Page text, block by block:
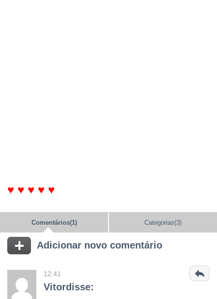
♥ ♥ ♥ ♥ ♥
Comentários(1) Categorias(3)
Adicionar novo comentário
12:41
Vitordisse: